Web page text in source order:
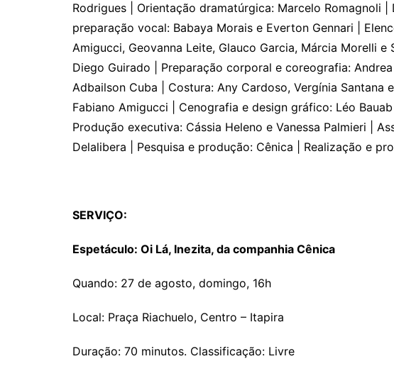
Rodrigues | Orientação dramatúrgica: Marcelo Romagnoli
preparação vocal: Babaya Morais e Everton Gennari |
Amigucci, Geovanna Leite, Glauco Garcia, Márcia Morelli
Diego Guirado | Preparação corporal e coreografia:
Adbailson Cuba | Costura: Any Cardoso, Vergínia Santana
Fabiano Amigucci | Cenografia e design gráfico: Léo Bauab
Produção executiva: Cássia Heleno e Vanessa Palmieri |
Delalibera | Pesquisa e produção: Cênica | Realização e
SERVIÇO:
Espetáculo: Oi Lá, Inezita, da companhia Cênica
Quando: 27 de agosto, domingo, 16h
Local: Praça Riachuelo, Centro – Itapira
Duração: 70 minutos. Classificação: Livre